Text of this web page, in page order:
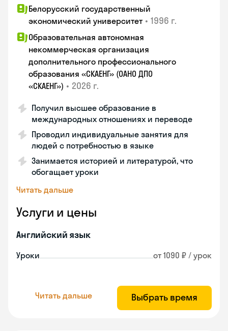
Белорусский государственный
экономический университет • 1996 г.
Образовательная автономная
некоммерческая организация
дополнительного профессионального
образования «СКАЕНГ» (ОАНО ДПО
«СКАЕНГ») • 2026 г.
Получил высшее образование в
международных отношениях и переводе
Проводил индивидуальные занятия для
людей с потребностью в языке
Занимается историей и литературой, что
обогащает уроки
Читать дальше
Услуги и цены
Английский язык
Уроки от 1090 ₽ / урок
Читать дальше Выбрать время